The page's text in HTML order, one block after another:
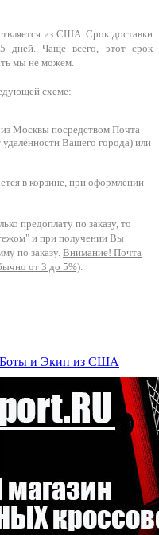
из США. Срок доставки
дней. Чаще всего, этот срок
мы не можем.
схеме:
Москвы посредством Почта
Вашего города) или
в корзине, при оформлении
предоплату по заказу, то
и при получении Вы
по заказу. Внимание! Почта
от 3 до 5%).
Боты и Экип из США